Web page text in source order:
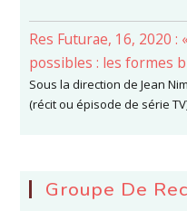
Res Futurae, 16, 2020 :
possibles : les formes
Sous la direction de Jean
(récit ou épisode de série
Groupe De